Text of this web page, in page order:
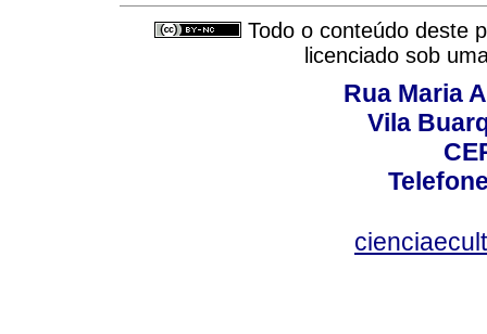
Todo o conteúdo deste
licenciado sob
Rua Maria
Vila